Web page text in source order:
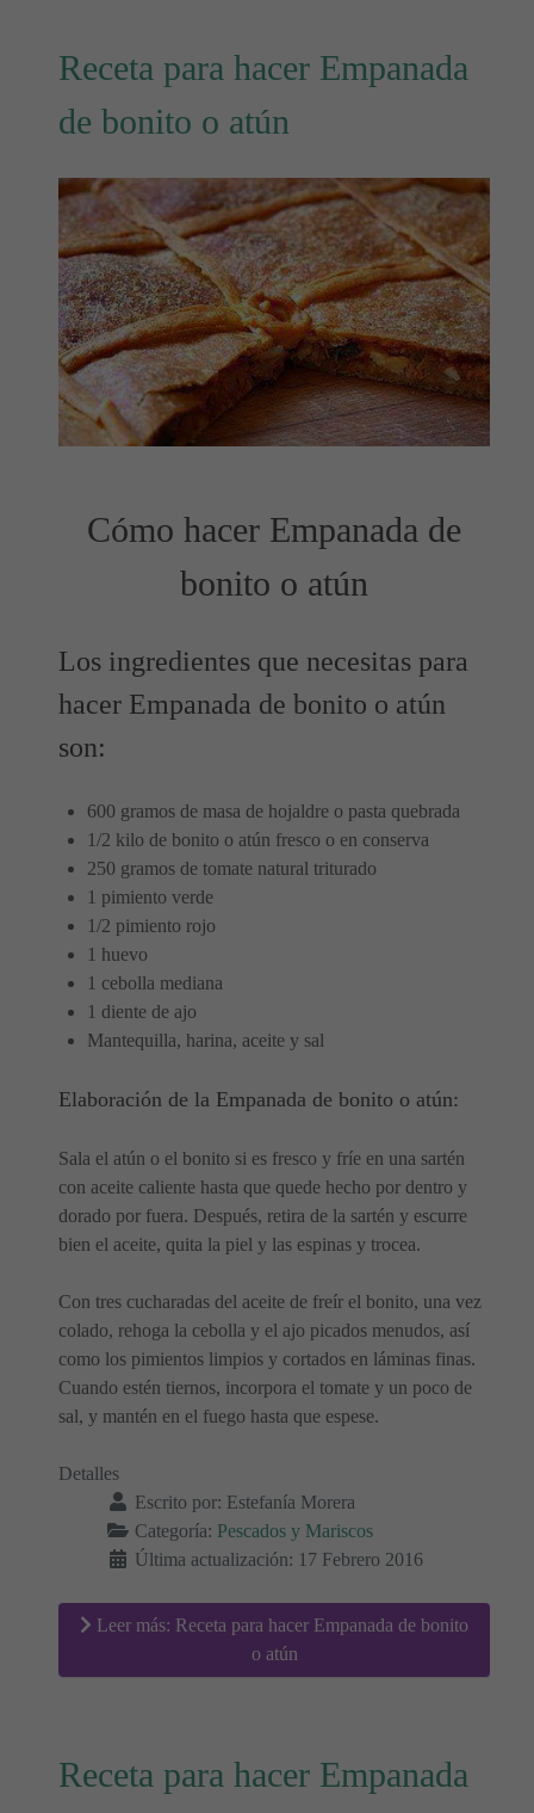
Receta para hacer Empanada
de bonito o atún
Cómo hacer Empanada de
bonito o atún
Los ingredientes que necesitas para
hacer Empanada de bonito o atún
son:
600 gramos de masa de hojaldre o pasta quebrada
1/2 kilo de bonito o atún fresco o en conserva
250 gramos de tomate natural triturado
1 pimiento verde
1/2 pimiento rojo
1 huevo
1 cebolla mediana
1 diente de ajo
Mantequilla, harina, aceite y sal
Elaboración de la Empanada de bonito o atún:
Sala el atún o el bonito si es fresco y fríe en una sartén
con aceite caliente hasta que quede hecho por dentro y
dorado por fuera. Después, retira de la sartén y escurre
bien el aceite, quita la piel y las espinas y trocea.
Con tres cucharadas del aceite de freír el bonito, una vez
colado, rehoga la cebolla y el ajo picados menudos, así
como los pimientos limpios y cortados en láminas finas.
Cuando estén tiernos, incorpora el tomate y un poco de
sal, y mantén en el fuego hasta que espese.
Detalles
Escrito por: Estefanía Morera
Categoría: Pescados y Mariscos
Última actualización: 17 Febrero 2016
Leer más: Receta para hacer Empanada de bonito
o atún
Receta para hacer Empanada